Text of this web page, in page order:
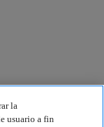
la
usuario a fin